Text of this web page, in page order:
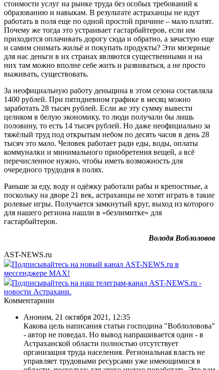
стоимости услуг на рынке труда без особых требований к
образованию и навыкам. В результате астраханцы не идут
работать в поля еще по одной простой причине – мало платят.
Почему же тогда это устраивает гастарбайтеров, если им
приходится оплачивать дорогу сюда и обратно, а зачастую еще
и самим снимать жильё и покупать продукты? Эти мизерные
для нас деньги в их странах являются существенными и на
них там можно вполне себе жить и развиваться, а не просто
выживать, существовать.
За неофициальную работу деньщина в этом сезона составляла
1400 рублей. При пятидневном графике в месяц можно
заработать 28 тысяч рублей. Если же эту сумму вывести
целиком в белую экономику, то люди получали бы лишь
половину, то есть 14 тысяч рублей. Но даже неофициально за
тяжёлый труд под открытым небом по десять часов в день 28
тысяч это мало. Человек работает ради еды, воды, оплаты
коммуналки и минимального приобретения вещей, а всё
перечисленное нужно, чтобы иметь возможность для
очередного трудодня в полях.
Раньше за еду, воду и одёжку работали рабы и крепостные, а
поскольку на дворе 21 век, астраханцы не хотят играть в такие
ролевые игры. Получается замкнутый круг, выход из которого
для нашего региона нашли в «безлимитке» для
гастарбайтеров.
Володя Воблоловов
AST-NEWS.ru
Подписывайтесь на новый канал AST-NEWS.ru в
мессенджере MAX!
Подписывайтесь на наш телеграм-канал AST-NEWS.ru -
новости Астрахани.
Комментариии
Аноним, 21 октября 2021, 12:35
Какова цель написания статьи господина "Воблоловова"
- автор не поведал. Но вывод напрашивается один - в
Астраханской области полностью отсутствует
организация труда населения. Региональная власть не
управляет трудовыми ресурсами уже имеющимися в